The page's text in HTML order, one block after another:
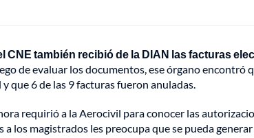
CNE también recibió de la DIAN las facturas
de evaluar los documentos, ese órgano encontró
que 6 de las 9 facturas fueron anuladas.
requirió a la Aerocivil para conocer las
a los magistrados les preocupa que se pueda